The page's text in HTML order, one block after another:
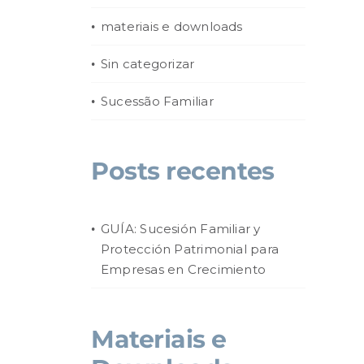
materiais e downloads
Sin categorizar
Sucessão Familiar
Posts recentes
GUÍA: Sucesión Familiar y
Protección Patrimonial para
Empresas en Crecimiento
Materiais e